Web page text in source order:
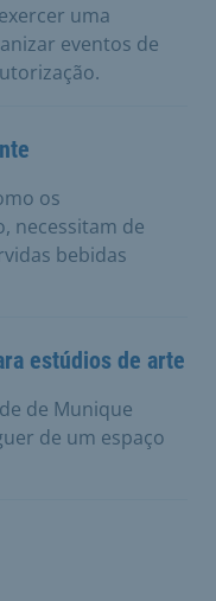
uma
eventos de
os
necessitam de
bebidas
estúdios de arte
de Munique
de um espaço